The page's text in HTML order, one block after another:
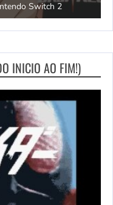
Switch 2
INICIO AO FIM!)